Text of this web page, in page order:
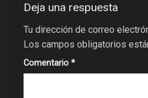
Deja una respuesta
Tu dirección de correo
Los campos obligatorios
Comentario *